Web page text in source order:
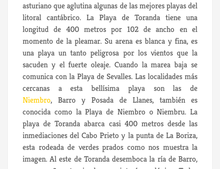
asturiano que aglutina algunas de las mejores playas del
litoral cantábrico. La Playa de Toranda tiene una
longitud de 400 metros por 102 de ancho en el
momento de la pleamar. Su arena es blanca y fina, es
una playa un tanto peligrosa por los vientos que la
sacuden y el fuerte oleaje. Cuando la marea baja se
comunica con la Playa de Sevalles. Las localidades más
cercanas a esta bellísima playa son las de
Niembro, Barro y Posada de Llanes, también es
conocida como la Playa de Niembro o Niembru. La
playa de Toranda abarca casi 400 metros desde las
inmediaciones del Cabo Prieto y la punta de La Boriza,
esta rodeada de verdes prados como nos muestra la
imagen. Al este de Toranda desemboca la ría de Barro,